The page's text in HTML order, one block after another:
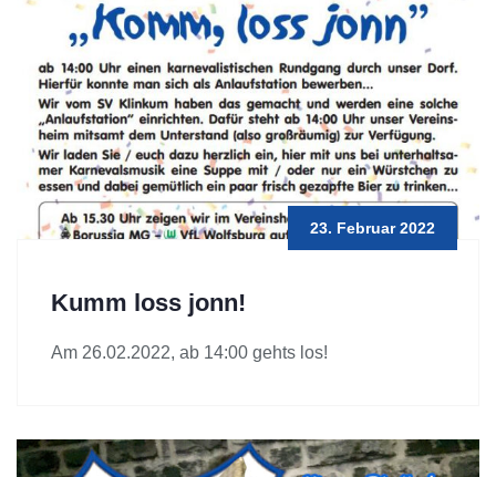
23. Februar 2022
Kumm loss jonn!
Am 26.02.2022, ab 14:00 gehts los!